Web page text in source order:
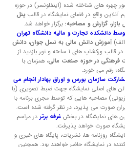
مدیر تیم پارس ورس،
و مدیر پروژه های
اگر نیاز به خدمات و مشاوره
طراحی وبسایت و سیستم
دارید میتوانید از طریق
با من تماس بگیرید:
@matinpirasteh
چهره های شناخته شده (اینفلونسر) در حوزه
واقع در فضای نمایشگاه در قالب پنل
گزارش و مصاحبه؛ برگزار خواهد شد.
دانشکده تجارت و مالیه دانشگاه تهران
آموزش دانش مالی به نسل جوان، دانش
در قالب ورکشاپ های 1 ساعته و تور بازدید از
فرهنگی در حوزه صنعت مالی،همزمان با
رقم می خورد.
سازمان بورس و اوراق بهادار انجام می
های اصلی نمایشگاه جهت ضبط تصویری (با
مصاحبه هایی که توسط مجری برنامه با
صورت می پذیرد، در نظر گرفته شده است.
های نمایشگاه در بخش غرفه برتر در مراسم
صورت خواهد پذیرفت.
روزنامه ها، نشریات، پایگاه های خبری و
در نمایشگاه حاضر خواهند بود. همچنین